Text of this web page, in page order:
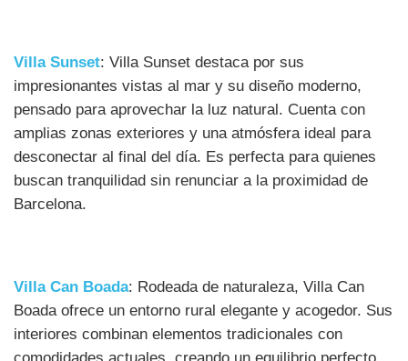
Villa Sunset: Villa Sunset destaca por sus
impresionantes vistas al mar y su diseño moderno,
pensado para aprovechar la luz natural. Cuenta con
amplias zonas exteriores y una atmósfera ideal para
desconectar al final del día. Es perfecta para quienes
buscan tranquilidad sin renunciar a la proximidad de
Barcelona.
Villa Can Boada: Rodeada de naturaleza, Villa Can
Boada ofrece un entorno rural elegante y acogedor. Sus
interiores combinan elementos tradicionales con